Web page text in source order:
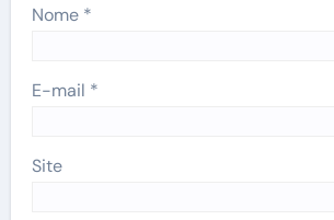
Nome *
E-mail *
Site